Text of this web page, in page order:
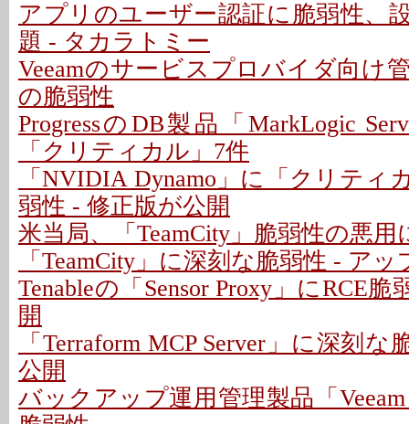
アプリのユーザー認証に脆弱性、
題 - タカラトミー
Veeamのサービスプロバイダ向け
の脆弱性
ProgressのDB製品「MarkLogic
「クリティカル」7件
「NVIDIA Dynamo」に「クリティ
弱性 - 修正版が公開
米当局、「TeamCity」脆弱性の悪用
「TeamCity」に深刻な脆弱性 - ア
Tenableの「Sensor Proxy」にRCE
開
「Terraform MCP Server」に深刻
公開
バックアップ運用管理製品「